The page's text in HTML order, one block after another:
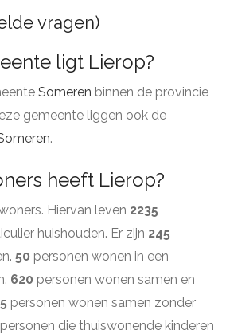
vragen)
ligt Lierop?
Someren binnen de provincie
gemeente liggen ook de
.
heeft Lierop?
Hiervan leven 2235
huishouden. Er zijn 245
50 personen wonen in een
620 personen wonen samen en
personen wonen samen zonder
personen die thuiswonende kinderen